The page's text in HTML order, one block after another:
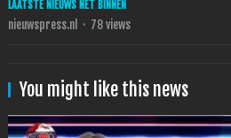
LAATSTE NIEUWS NET BINNEN
nieuwspress.nl · 78views
You might like this news